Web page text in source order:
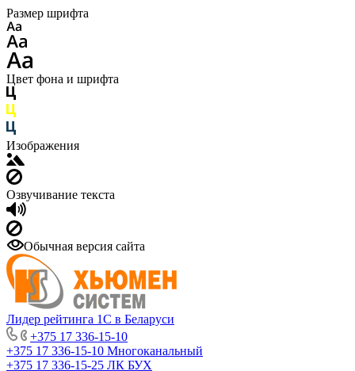
Размер шрифта
Цвет фона и шрифта
Изображения
Озвучивание текста
Обычная версия сайта
Лидер рейтинга 1С в Беларуси
+375 17 336-15-10
+375 17 336-15-10 Многоканальный
+375 17 336-15-25 ЛК БУХ